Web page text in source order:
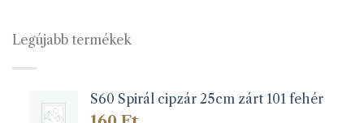
Legújabb termékek
S60 Spirál cipzár 25cm zárt 101 fehér